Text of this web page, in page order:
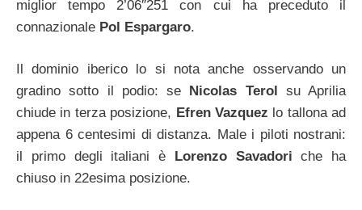
miglior tempo 2’06″251 con cui ha preceduto il
connazionale Pol Espargaro.
Il dominio iberico lo si nota anche osservando un
gradino sotto il podio: se Nicolas Terol su Aprilia
chiude in terza posizione, Efren Vazquez lo tallona ad
appena 6 centesimi di distanza. Male i piloti nostrani:
il primo degli italiani è Lorenzo Savadoriche ha
chiuso in 22esima posizione.